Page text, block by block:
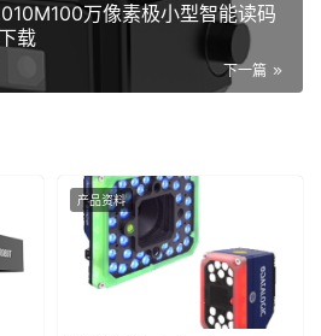
万像素极小型智能读码
载
下一篇
产品资料